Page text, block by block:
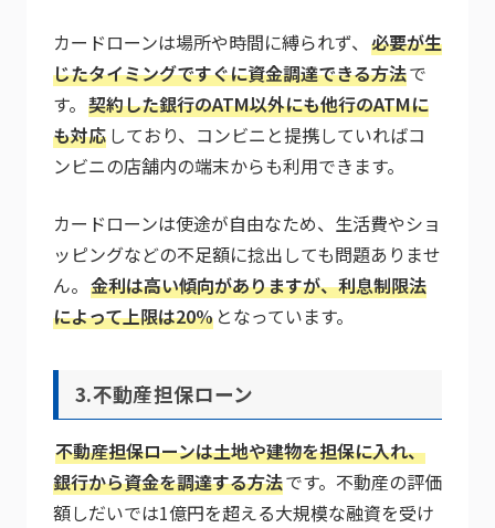
カードローンは場所や時間に縛られず、 必要が生
じたタイミングですぐに資金調達できる方法で
す。 契約した銀行のATM以外にも他行のATMに
も対応 しており、コンビニと提携していればコ
ンビニの店舗内の端末からも利用できます。
カードローンは使途が自由なため、生活費やショ
ッピングなどの不足額に捻出しても問題ありませ
ん。 金利は高い傾向がありますが、利息制限法
によって上限は20% となっています。
3.不動産担保ローン
不動産担保ローンは土地や建物を担保に入れ、
銀行から資金を調達する方法です。不動産の評価
額しだいでは1億円を超える大規模な融資を受け